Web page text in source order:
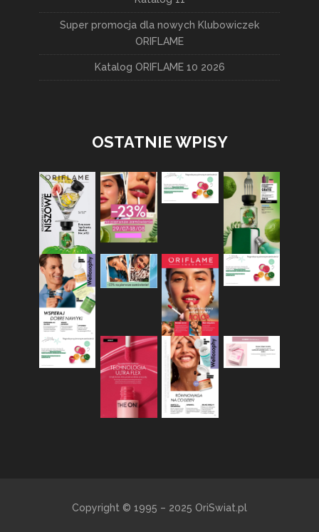
Super promocja dla nowych Klubowiczek
ORIFLAME
Katalog ORIFLAME 10 2026
OSTATNIE WPISY
Copyright © 1995 – 2025 OriSwiat.pl